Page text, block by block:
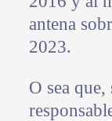
antena
2023.
O sea que,